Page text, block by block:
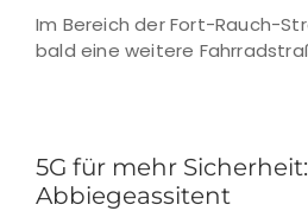
Im Bereich der Fort-Rauch-
bald eine weitere
5G für mehr Sicherheit:
Abbiegeassitent